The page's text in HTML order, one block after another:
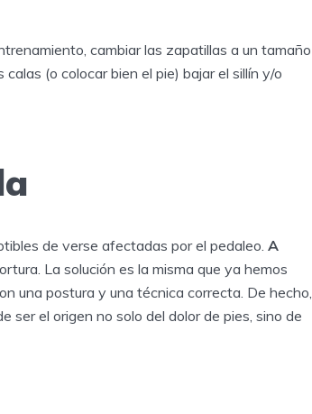
cambiar las zapatillas a un tamaño
(o colocar bien el pie) bajar el sillín y/o
de verse afectadas por el pedaleo. A
La solución es la misma que ya hemos
una postura y una técnica correcta. De hecho,
ser el origen no solo del dolor de pies, sino de